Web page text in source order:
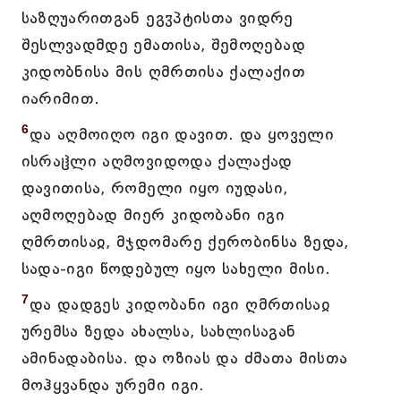
საზღუარითგან ეგჳპტისთა ვიდრე
შესლვადმდე ემათისა, შემოღებად
კიდობნისა მის ღმრთისა ქალაქით
იარიმით.
6და აღმოიღო იგი დავით. და ყოველი
ისრაჱლი აღმოვიდოდა ქალაქად
დავითისა, რომელი იყო იუდასი,
აღმოღებად მიერ კიდობანი იგი
ღმრთისაჲ, მჯდომარე ქერობინსა ზედა,
სადა-იგი წოდებულ იყო სახელი მისი.
7და დადგეს კიდობანი იგი ღმრთისაჲ
ურემსა ზედა ახალსა, სახლისაგან
ამინადაბისა. და ოზიას და ძმათა მისთა
მოჰყვანდა ურემი იგი.